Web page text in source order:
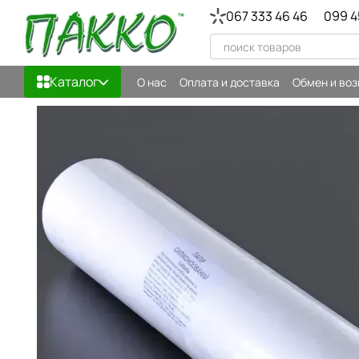
Перейти к основному контенту 067 333 46 46 099
Каталог О нас Оплата и доставка Обмен и